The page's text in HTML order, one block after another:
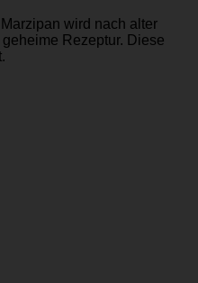
wird nach alter
Rezeptur. Diese